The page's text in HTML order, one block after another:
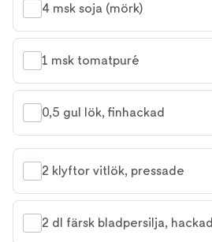
4 msk soja (mörk)
1 msk tomatpuré
0,5 gul lök, finhackad
2 klyftor vitlök, pressade
2 dl färsk bladpersilja, hackad